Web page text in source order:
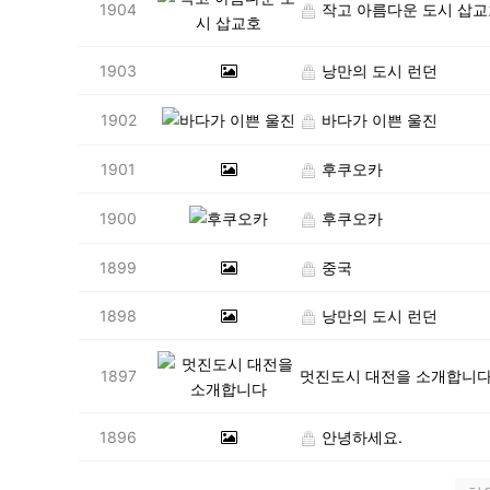
1904 작고 아름다운 도시 삽
1903 낭만의 도시 런던
1902 바다가 이쁜 울진
1901 후쿠오카
1900 후쿠오카
1899 중국
1898 낭만의 도시 런던
1897 멋진도시 대전을 소개합니
1896 안녕하세요.